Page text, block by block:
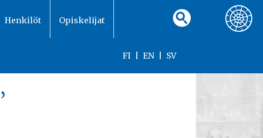
Henkilöt Opiskelijat
FI EN| SV